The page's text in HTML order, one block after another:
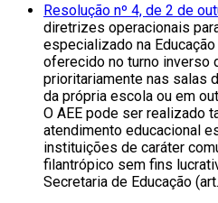
Resolução nº 4, de 2 de
diretrizes operacionais
especializado na
oferecido no turno inverso
prioritariamente nas salas
da própria escola ou em
O AEE pode ser realizado
atendimento educacional
instituições de caráter
filantrópico sem fins
Secretaria de Educação